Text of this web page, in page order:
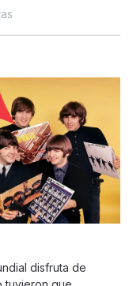
disfruta de